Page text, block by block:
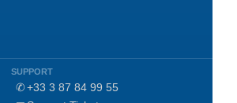
SUPPORT
✆ +33 3 87 84 99 55